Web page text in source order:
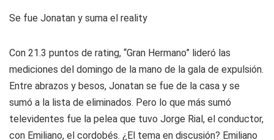
Se fue Jonatan y suma el reality
Con 21.3 puntos de rating, “Gran Hermano” lideró las
mediciones del domingo de la mano de la gala de expulsión.
Entre abrazos y besos, Jonatan se fue de la casa y se
sumó a la lista de eliminados. Pero lo que más sumó
televidentes fue la pelea que tuvo Jorge Rial, el conductor,
con Emiliano, el cordobés. ¿El tema en discusión? Emiliano